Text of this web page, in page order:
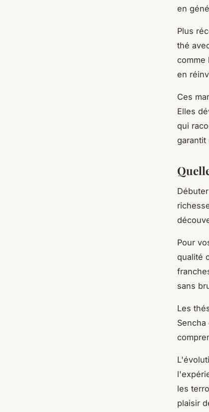
en
Plus
thé
comme
en
Ces
Elles
qui
garantit
Pour
qualité
sans
Les
les
plaisir